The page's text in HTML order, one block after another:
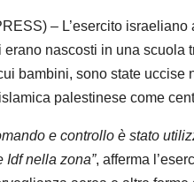
– L’esercito
erano nascosti in una scuola
bambini, sono state uccise
palestinese come
e controllo è stato
Idf nella zona”, afferma